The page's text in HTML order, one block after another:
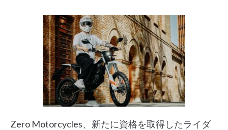
Zero Motorcycles、新たに資格を取得したライダ